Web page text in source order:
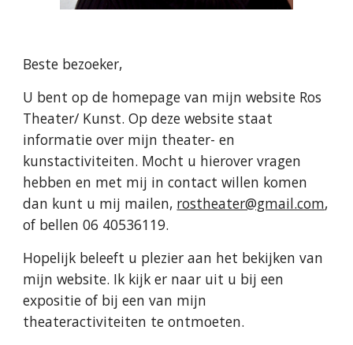
Beste bezoeker,
U bent op de homepage van mijn website Ros
Theater/ Kunst. Op deze website staat
informatie over mijn theater- en
kunstactiviteiten. Mocht u hierover vragen
hebben en met mij in contact willen komen
dan kunt u mij mailen, rostheater@gmail.com,
of bellen 06 40536119.
Hopelijk beleeft u plezier aan het bekijken van
mijn website. Ik kijk er naar uit u bij een
expositie of bij een van mijn
theateractiviteiten te ontmoeten.